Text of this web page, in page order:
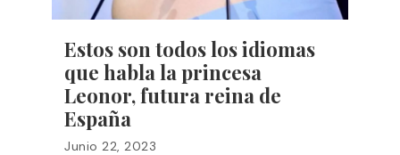
Estos son todos los idiomas
que habla la princesa
Leonor, futura reina de
España
Junio 22, 2023